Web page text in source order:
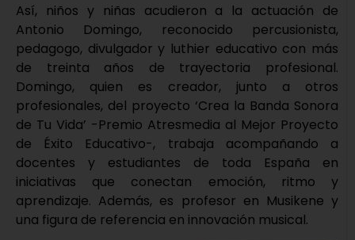
Así, niños y niñas acudieron a la actuación de
Antonio Domingo, reconocido percusionista,
pedagogo, divulgador y luthier educativo con más
de treinta años de trayectoria profesional.
Domingo, quien es creador, junto a otros
profesionales, del proyecto ‘Crea la Banda Sonora
de Tu Vida’ -Premio Atresmedia al Mejor Proyecto
de Éxito Educativo-, trabaja acompañando a
docentes y estudiantes de toda España en
iniciativas que conectan emoción, ritmo y
aprendizaje. Además, es profesor en Musikene y
una figura de referencia en innovación musical.